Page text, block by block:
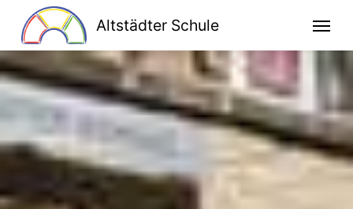
Altstädter Schule
Home
Unsere Schule
Schulprogramm
Klassen